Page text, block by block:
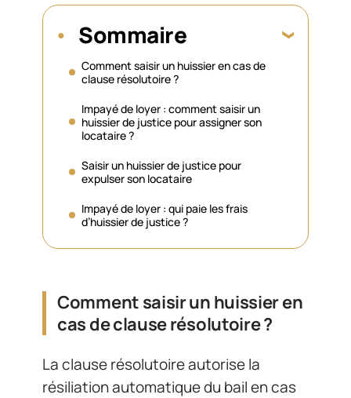
Sommaire
Comment saisir un huissier en cas de
clause résolutoire ?
Impayé de loyer : comment saisir un
huissier de justice pour assigner son
locataire ?
Saisir un huissier de justice pour
expulser son locataire
Impayé de loyer : qui paie les frais
d’huissier de justice ?
Comment saisir un huissier en
cas de clause résolutoire ?
La clause résolutoire autorise la
résiliation automatique du bail en cas